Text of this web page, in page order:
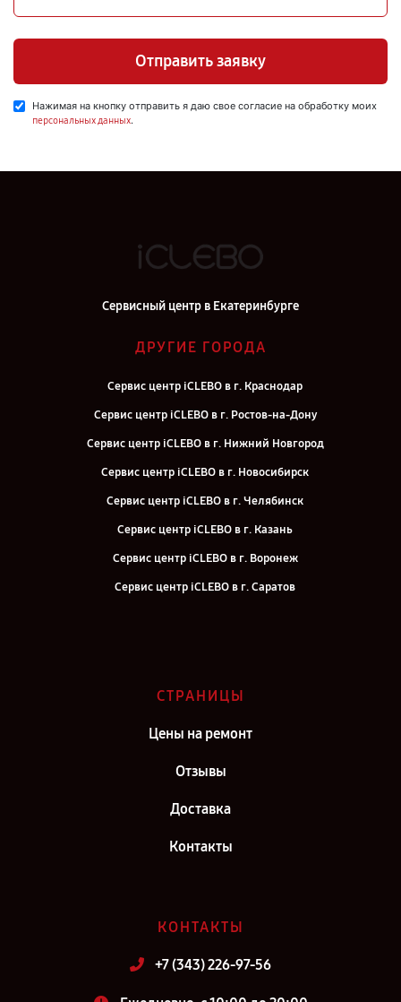
Отправить заявку
Нажимая на кнопку отправить я даю свое согласие на обработку моих
персональных данных.
Сервисный центр в Екатеринбурге
ДРУГИЕ ГОРОДА
Сервис центр iCLEBO в г. Краснодар
Сервис центр iCLEBO в г. Ростов-на-Дону
Сервис центр iCLEBO в г. Нижний Новгород
Сервис центр iCLEBO в г. Новосибирск
Сервис центр iCLEBO в г. Челябинск
Сервис центр iCLEBO в г. Казань
Сервис центр iCLEBO в г. Воронеж
Сервис центр iCLEBO в г. Саратов
Сервис центр iCLEBO в г. Санкт-Петербург
СТРАНИЦЫ
Цены на ремонт
Отзывы
Доставка
Контакты
КОНТАКТЫ
+7 (343) 226-97-56